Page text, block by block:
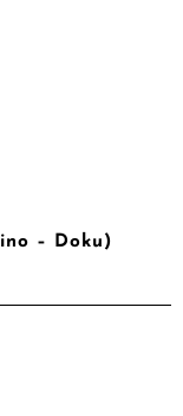
– Doku)